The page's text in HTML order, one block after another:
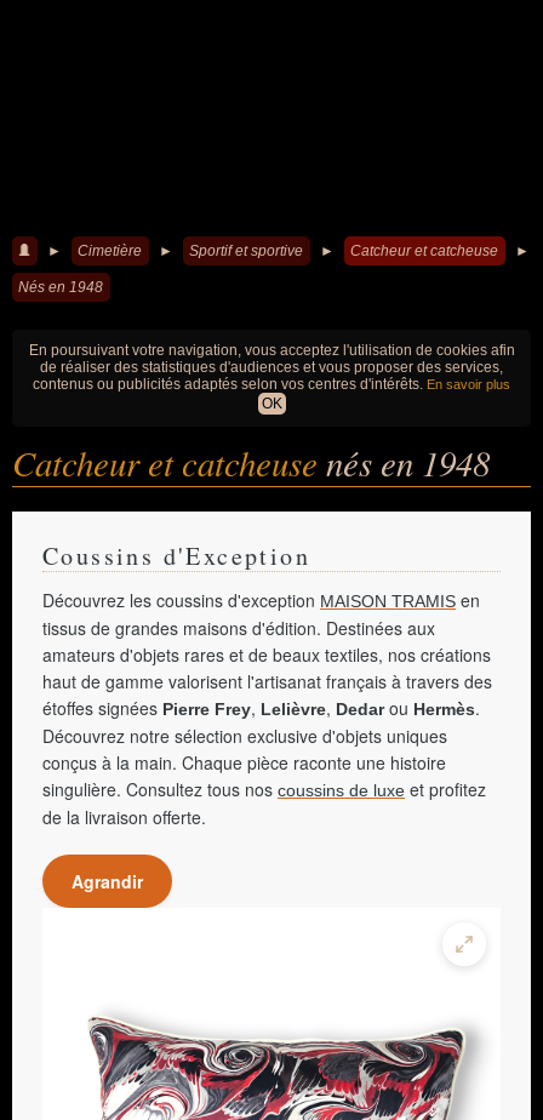
► Cimetière ► Sportif et sportive ► Catcheur et catcheuse ►
Nés en 1948
En poursuivant votre navigation, vous acceptez l'utilisation de cookies afin
de réaliser des statistiques d'audiences et vous proposer des services,
contenus ou publicités adaptés selon vos centres d'intérêts. En savoir plus
OK
Catcheur et catcheuse nés en 1948
Coussins d'Exception
Découvrez les coussins d'exception MAISON TRAMIS en
tissus de grandes maisons d'édition. Destinées aux
amateurs d'objets rares et de beaux textiles, nos créations
haut de gamme valorisent l'artisanat français à travers des
étoffes signées Pierre Frey, Lelièvre, Dedarou Hermès.
Découvrez notre sélection exclusive d'objets uniques
conçus à la main. Chaque pièce raconte une histoire
singulière. Consultez tous nos coussins de luxe et profitez
de la livraison offerte.
Agrandir